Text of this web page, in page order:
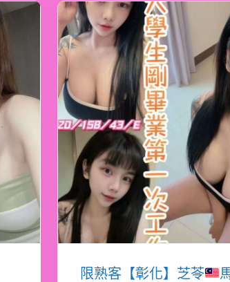
限熟客【彰化】芝苓